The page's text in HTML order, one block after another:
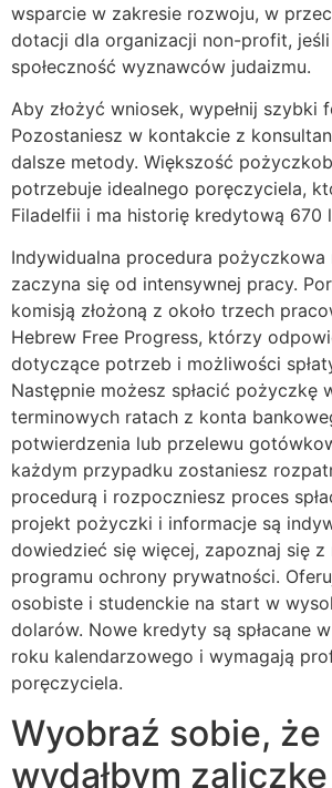
wsparcie w zakresie rozwoju, w
dotacji dla organizacji non-profit,
społeczność wyznawców judaizmu.
Aby złożyć wniosek, wypełnij szybki
Pozostaniesz w kontakcie z
dalsze metody. Większość
potrzebuje idealnego poręczyciela,
Filadelfii i ma historię kredytową 670
Indywidualna procedura pożyczkowa
zaczyna się od intensywnej pracy.
komisją złożoną z około trzech
Hebrew Free Progress, którzy
dotyczące potrzeb i możliwości
Następnie możesz spłacić pożyczkę
terminowych ratach z konta
potwierdzenia lub przelewu
każdym przypadku zostaniesz
procedurą i rozpoczniesz proces
projekt pożyczki i informacje są
dowiedzieć się więcej, zapoznaj się z
programu ochrony prywatności.
osobiste i studenckie na start w
dolarów. Nowe kredyty są spłacane
roku kalendarzowego i wymagają
poręczyciela.
Wyobraź sobie, że
wydałbym